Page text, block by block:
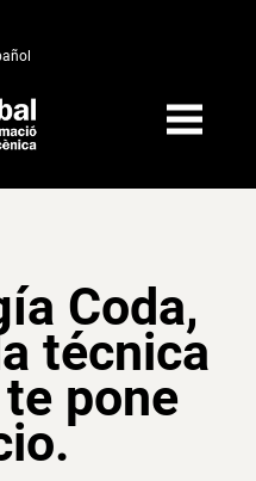
Coda,
técnica
pone